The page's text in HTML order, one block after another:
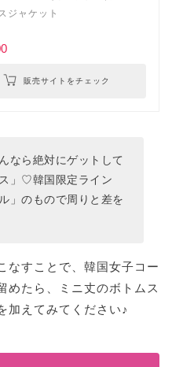
ジャケット
販売サイトをチェック
なら絶対にゲットして
」♡韓国限定ライン
」のもので周りと差を
なすことで、韓国女子コー
たら、ミニ丈のボトムス
加えてみてください♪